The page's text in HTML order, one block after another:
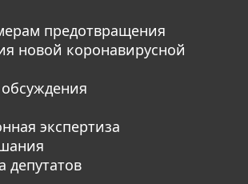
предотвращения
новой коронавирусной
экспертиза
депутатов